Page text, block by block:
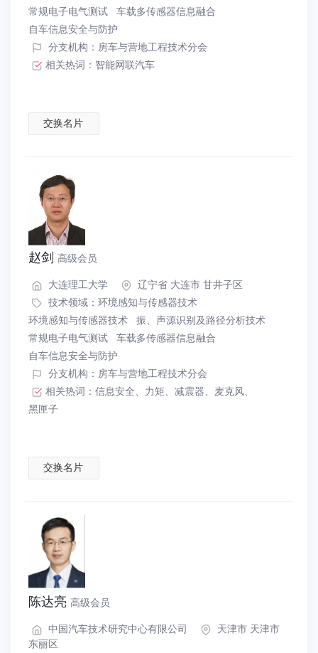
常规电子电气测试 车载多传感器信息融合
自车信息安全与防护
分支机构：房车与营地工程技术分会
相关热词： 智能网联汽车
交换名片
赵剑 高级会员
大连理工大学
辽宁省 大连市 甘井子区
技术领域： 环境感知与传感器技术
环境感知与传感器技术 振、声源识别及路径分析技术
常规电子电气测试 车载多传感器信息融合
自车信息安全与防护
分支机构：房车与营地工程技术分会
相关热词： 信息安全、 力矩、 减震器、 麦克风、
黑匣子
交换名片
陈达亮 高级会员
中国汽车技术研究中心有限公司
天津市 天津市
东丽区